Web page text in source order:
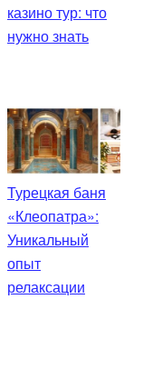
казино тур: что
нужно знать
Турецкая баня
«Клеопатра»:
Уникальный
опыт
релаксации